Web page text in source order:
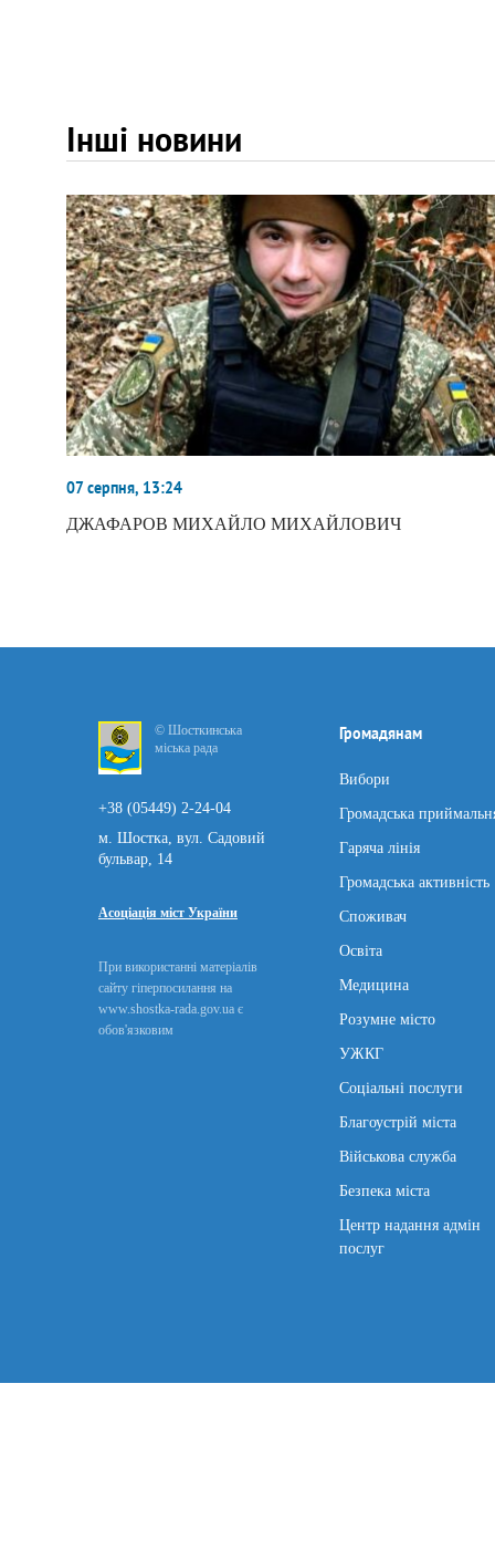
Інші новини
07 серпня, 13:24
ДЖАФАРОВ МИХАЙЛО МИХАЙЛОВИЧ
© Шосткинська
міська рада
+38 (05449) 2-24-04
м. Шостка, вул. Садовий
бульвар, 14
Асоціація міст України
При використанні матеріалів
сайту гіперпосилання на
www.shostka-rada.gov.ua є
обов'язковим
Громадянам
Вибори
Громадська
Гаряча лінія
Громадська активність
Споживач
Освіта
Медицина
Розумне місто
УЖКГ
Соціальні послуги
Благоустрій міста
Військова служба
Безпека міста
Центр надання адмін
послуг